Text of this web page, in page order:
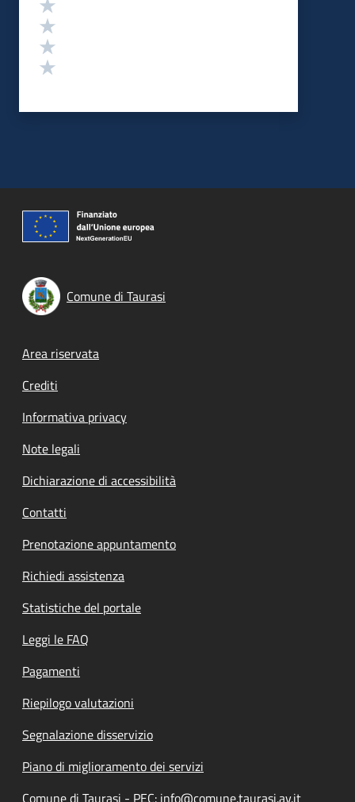
Comune di Taurasi
Footer menu
Area riservata
Crediti
Informativa privacy
Note legali
Dichiarazione di accessibilità
Contatti
Prenotazione appuntamento
Richiedi assistenza
Statistiche del portale
Leggi le FAQ
Pagamenti
Riepilogo valutazioni
Segnalazione disservizio
Piano di miglioramento dei servizi
Comune di Taurasi - PEC: info@comune.taurasi.av.it